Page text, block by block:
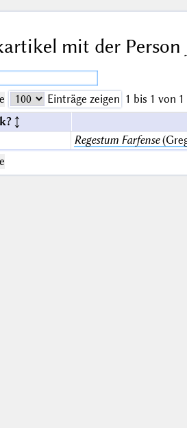
mit der Person
Einträge zeigen 1 bis 1 von
Regestum Farfense